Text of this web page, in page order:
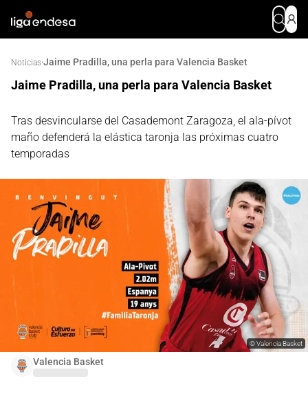
Noticias·Jaime Pradilla, una perla para Valencia Basket
Jaime Pradilla, una perla para Valencia Basket
Tras desvincularse del Casademont Zaragoza, el ala-pívot
maño defenderá la elástica taronja las próximas cuatro
temporadas
Valencia Basket
©Valencia Basket